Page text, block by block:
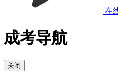
在
成考导航
关闭